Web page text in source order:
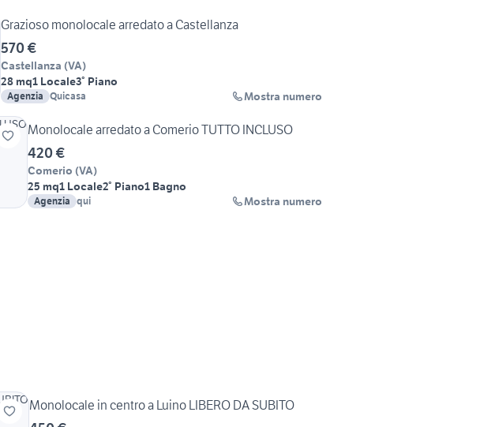
Grazioso monolocale arredato a Castellanza
570 €
Castellanza (VA)
28 mq1 Locale3° Piano
Agenzia Quicasa Mostra numero
Monolocale arredato a Comerio TUTTO INCLUSO
420 €
Comerio (VA)
25 mq1 Locale2° Piano1 Bagno
Agenzia qui Mostra numero
Monolocale in centro a Luino LIBERO DA SUBITO